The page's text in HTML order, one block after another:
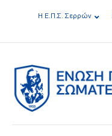
Η Ε.Π.Σ. Σερρών